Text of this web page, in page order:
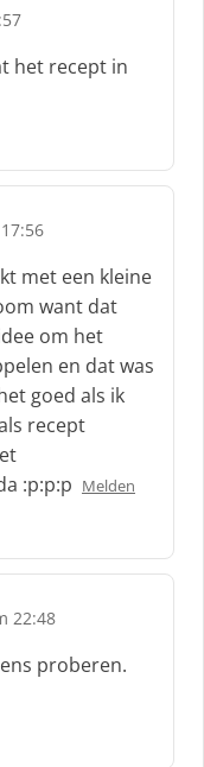
het recept in
met een kleine
want dat
om het
en dat was
goed als ik
recept
:p:p:p Melden
22:48
proberen.